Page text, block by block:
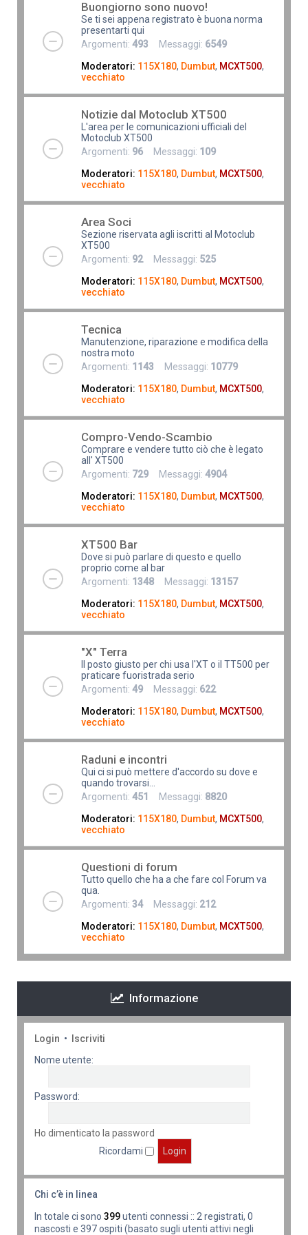
Buongiorno sono nuovo!
Se ti sei appena registrato è buona norma
presentarti qui
Argomenti: 493 Messaggi: 6549
Moderatori: 115X180, Dumbut, MCXT500,
vecchiato
Notizie dal Motoclub XT500
L'area per le comunicazioni ufficiali del
Motoclub XT500
Argomenti: 96 Messaggi: 109
Moderatori: 115X180, Dumbut, MCXT500,
vecchiato
Area Soci
Sezione riservata agli iscritti al Motoclub
XT500
Argomenti: 92Messaggi: 525
Moderatori: 115X180, Dumbut, MCXT500,
vecchiato
Tecnica
Manutenzione, riparazione e modifica della
nostra moto
Argomenti: 1143 Messaggi: 10779
Moderatori: 115X180, Dumbut, MCXT500,
vecchiato
Compro-Vendo-Scambio
Comprare e vendere tutto ciò che è legato
all' XT500
Argomenti: 729 Messaggi: 4904
Moderatori: 115X180, Dumbut, MCXT500,
vecchiato
XT500 Bar
Dove si può parlare di questo e quello
proprio come al bar
Argomenti: 1348 Messaggi: 13157
Moderatori: 115X180, Dumbut, MCXT500,
vecchiato
"X" Terra
Il posto giusto per chi usa l'XT o il TT500 per
praticare fuoristrada serio
Argomenti: 49 Messaggi: 622
Moderatori: 115X180, Dumbut, MCXT500,
vecchiato
Raduni e incontri
Qui ci si può mettere d'accordo su dove e
quando trovarsi...
Argomenti: 451 Messaggi: 8820
Moderatori: 115X180, Dumbut, MCXT500,
vecchiato
Questioni di forum
Tutto quello che ha a che fare col Forum va
qua.
Argomenti: 34Messaggi: 212
Moderatori: 115X180, Dumbut, MCXT500,
vecchiato
Informazione
Login •
Iscriviti
Nome utente:
Password:
Ho dimenticato la password
Ricordami
Chi c’è in linea
In totale ci sono 399utenti connessi :: 2 registrati, 0
nascosti e 397 ospiti (basato sugli utenti attivi negli